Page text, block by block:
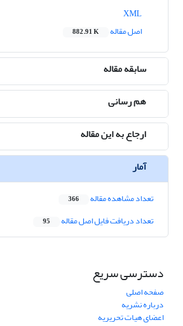
اصل مقاله
882.91 K
سابقه مقاله
هم رسانی
ارجاع به این مقاله
آمار
تعداد مشاهده مقاله 366
تعداد دریافت فایل اصل مقاله 95
دسترسی سریع
صفحه اصلی
درباره نشریه
اعضای هیات تحریریه